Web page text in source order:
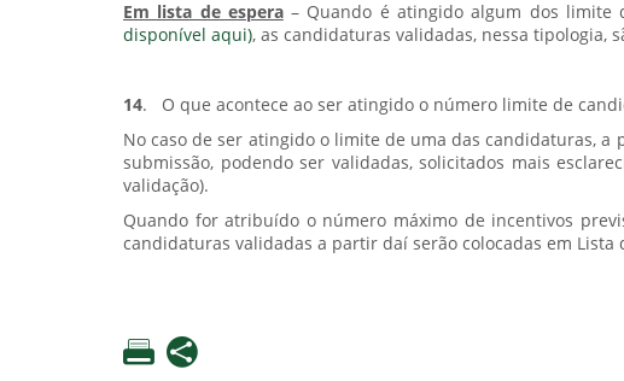
Em lista de espera– Quando é atingido algum dos limite
disponível aqui), as candidaturas validadas, nessa tipologia,
14.
O que acontece ao ser atingido o número limite de
No caso de ser atingido o limite de uma das candidaturas,
submissão, podendo ser validadas, solicitados mais
validação).
Quando for atribuído o número máximo de incentivos
candidaturas validadas a partir daí serão colocadas em Lista